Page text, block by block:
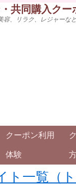
共同購入ク
容、リラク、レジャー
クーポン利用
体験
ト一覧（